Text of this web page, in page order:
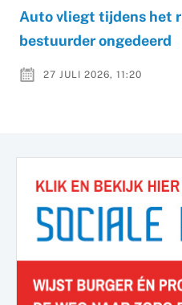
Auto vliegt tijdens het
bestuurder ongedeerd
27 JULI 2026, 11:20